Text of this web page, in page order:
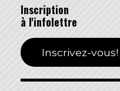
Inscription
à l'infolettre
Inscrivez-vous!